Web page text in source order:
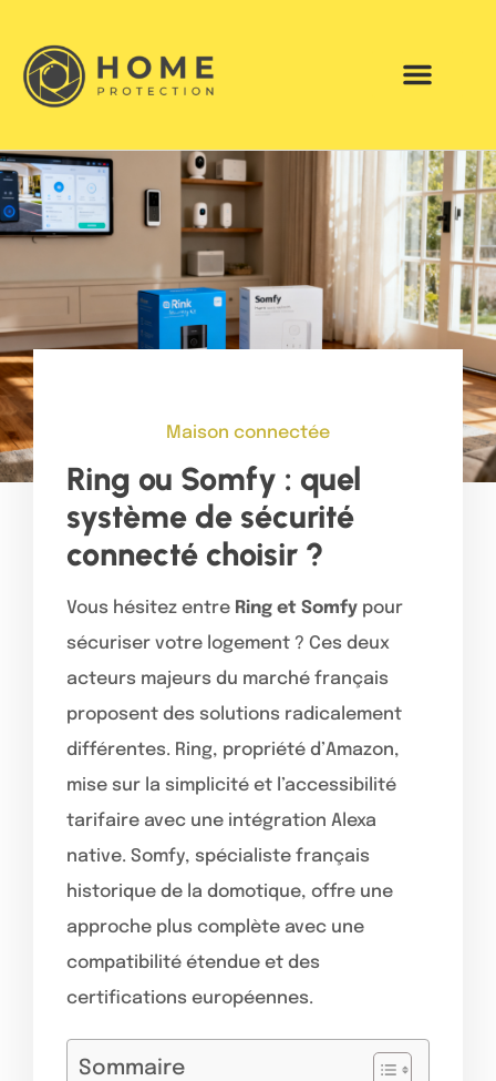
Maison connectée
Ring ou Somfy : quel
système de sécurité
connecté choisir ?
Vous hésitez entre Ring et Somfy pour
sécuriser votre logement ? Ces deux
acteurs majeurs du marché français
proposent des solutions radicalement
différentes. Ring, propriété d’Amazon,
mise sur la simplicité et l’accessibilité
tarifaire avec une intégration Alexa
native. Somfy, spécialiste français
historique de la domotique, offre une
approche plus complète avec une
compatibilité étendue et des
certifications européennes.
Sommaire